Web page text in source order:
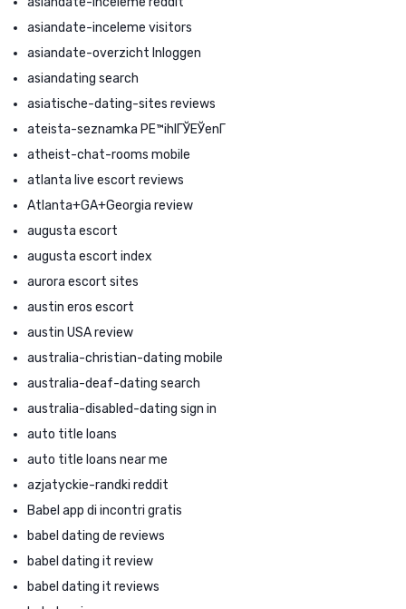
asiandate-inceleme visitors
asiandate-overzicht Inloggen
asiandating search
asiatische-dating-sites reviews
ateista-seznamka PЕ™ihlГЎЕЎenГ­
atheist-chat-rooms mobile
atlanta live escort reviews
Atlanta+GA+Georgia review
augusta escort
augusta escort index
aurora escort sites
austin eros escort
austin USA review
australia-christian-dating mobile
australia-deaf-dating search
australia-disabled-dating sign in
auto title loans
auto title loans near me
azjatyckie-randki reddit
Babel app di incontri gratis
babel dating de reviews
babel dating it review
babel dating it reviews